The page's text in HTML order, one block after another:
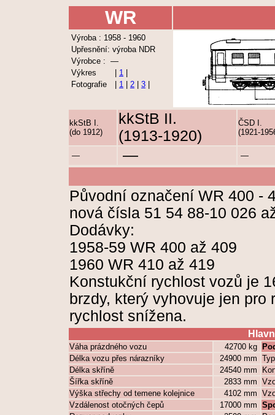
WR
Výroba : 1958 - 1960
Upřesnění: výroba NDR
Výrobce : —
Výkres
1
Fotografie
1 2 3
kkStB I.
(do 1912)
kkStB II.
(1913-1920)
ČSD I.
(1921-
— — —
Původní označení WR 400 -
nová čísla 51 54 88-10 026
Dodávky:
1958-59 WR 400 až 409
1960 WR 410 až 419
Konstukční rychlost vozů je
brzdy, který vyhovuje jen
rychlost snížena.
Váha prázdného vozu 42700 kg
Délka vozu přes nárazníky
24900 mm Typ
Délka skříně
24540 mm
Šířka skříně
2833 mm
Výška střechy od temene kolejnice
4102 mm
Vzdálenost otočných čepů
17000 mm